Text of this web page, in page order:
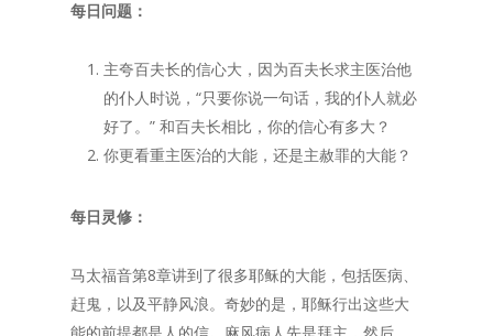
每日问题：
主夸百夫长的信心大，因为百夫长求主医治他
的仆人时说，“只要你说一句话，我的仆人就必
好了。” 和百夫长相比，你的信心有多大？
你更看重主医治的大能，还是主赦罪的大能？
每日灵修：
马太福音第8章讲到了很多耶稣的大能，包括医病、
赶鬼，以及平静风浪。奇妙的是，耶稣行出这些大